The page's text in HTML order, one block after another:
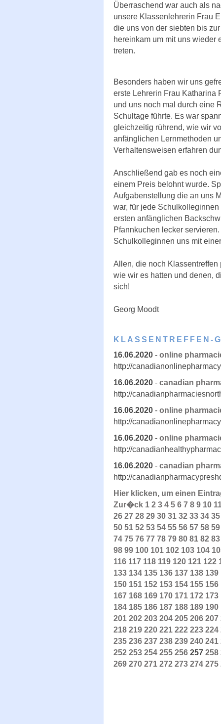
Überraschend war auch als
unsere Klassenlehrerin Frau
die uns von der siebten bis
hereinkam um mit uns wieder
treten.
Besonders haben wir uns
erste Lehrerin Frau Katharina
und uns noch mal durch eine
Schultage führte. Es war
gleichzeitig rührend, wie wir
anfänglichen Lernmethoden
Verhaltensweisen erfahren
Anschließend gab es noch
einem Preis belohnt wurde.
Aufgabenstellung die an uns
war, für jede
ersten anfänglichen
Pfannkuchen lecker
Schulkolleginnen uns mit
Allen, die noch
wie wir es hatten und denen,
sich!
Georg Moodt
KLASSENTREFFEN-
16.06.2020 - online
http://
16.06.2020 - canadian
http://
16.06.2020 - online
http://
16.06.2020 - online
http://
16.06.2020 - canadian
http://
Hier klicken, um einen
Zur�ck 1 2 3 4 5 6 7 8 9 10
26 27 28 29 30 31 32 33 34 35
50 51 52 53 54 55 56 57 58 59
74 75 76 77 78 79 80 81 82 83
98 99 100 101 102 103 104
116 117 118 119 120 121 122
133 134 135 136 137 138 139
150 151 152 153 154 155 156
167 168 169 170 171 172 173
184 185 186 187 188 189 190
201 202 203 204 205 206 207
218 219 220 221 222 223 224
235 236 237 238 239 240 241
252 253 254 255 256 257 258
269 270 271 272 273 274 275